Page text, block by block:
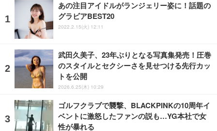
あの注目アイドルがランジェリー姿に！話題の
グラビアBEST20
2022.2.15(火) 12:11
武田久美子、23年ぶりとなる写真集発売！圧巻
のスタイルとセクシーさを見せつける先行カッ
トを公開
2026.6.25(木) 10:29
ゴルフクラブで襲撃、BLACKPINKの10周年イ
ベントに激怒したファンの説も…YG本社で女
性が暴れる